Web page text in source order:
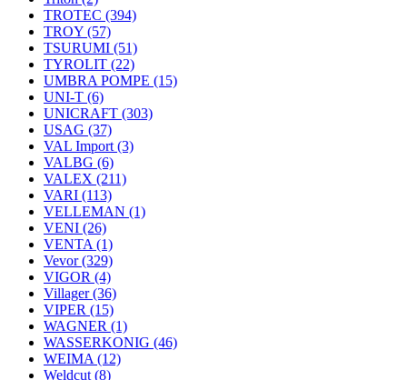
TROTEC (394)
TROY (57)
TSURUMI (51)
TYROLIT (22)
UMBRA POMPE (15)
UNI-T (6)
UNICRAFT (303)
USAG (37)
VAL Import (3)
VALBG (6)
VALEX (211)
VARI (113)
VELLEMAN (1)
VENI (26)
VENTA (1)
Vevor(329)
VIGOR (4)
Villager(36)
VIPER (15)
WAGNER (1)
WASSERKONIG (46)
WEIMA (12)
Weldcut (8)